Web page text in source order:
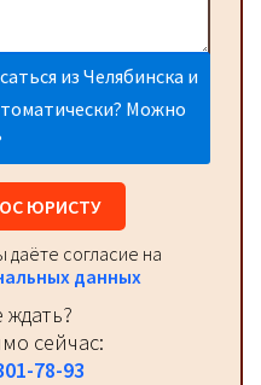
из Челябинска и
Можно
ЮРИСТУ
согласие на
данных
ждать?
сейчас:
78-93